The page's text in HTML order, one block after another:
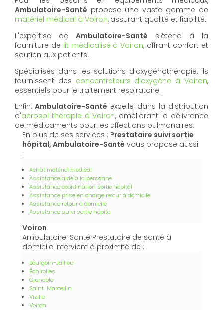
Ambulatoire-Santé propose une vaste gamme de
matériel médical à Voiron, assurant qualité et fiabilité.
L'expertise de Ambulatoire-Santé s'étend à la
fourniture de lit médicalisé à Voiron, offrant confort et
soutien aux patients.
Spécialisés dans les solutions d'oxygénothérapie, ils
fournissent des concentrateurs d'oxygène à Voiron,
essentiels pour le traitement respiratoire.
Enfin,Ambulatoire-Santé excelle dans la distribution
d'aérosol thérapie à Voiron, améliorant la délivrance
de médicaments pour les affections pulmonaires.
En plus de ses services : Prestataire suivi sortie
hôpital, Ambulatoire-Santé vous propose aussi
:
Achat matériel médical
Assistance aide à la personne
Assistance coordination sortie hôpital
Assistance prise en charge retour à domicile
Assistance retour à domicile
Assistance suivi sortie hôpital
Voiron
Ambulatoire-Santé Prestataire de santé à
domicile intervient à proximité de :
Bourgoin-Jallieu
Échirolles
Grenoble
Saint-Marcellin
Vizille
Voiron